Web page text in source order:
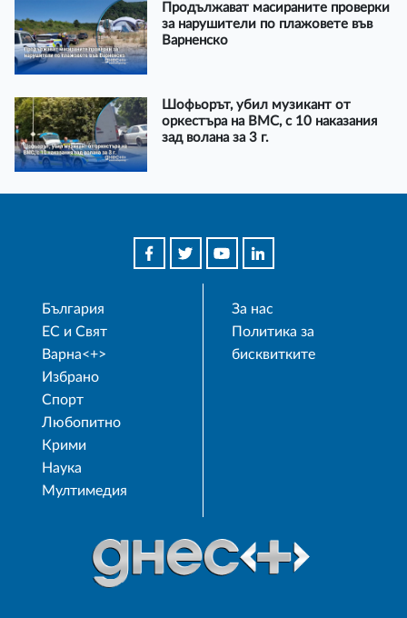
Продължават масираните проверки
за нарушители по плажовете във
Варненско
Шофьорът, убил музикант от
оркестъра на ВМС, с 10 наказания
зад волана за 3 г.
България
ЕС и Свят
Варна<+>
Избрано
Спорт
Любопитно
Крими
Наука
Мултимедия
За нас
Политика за
бисквитките